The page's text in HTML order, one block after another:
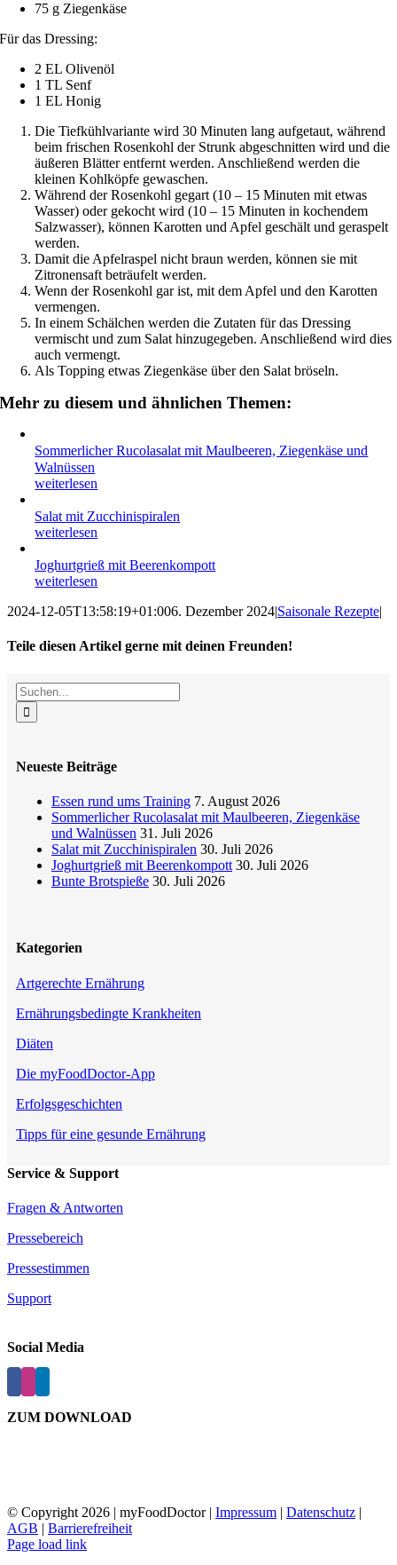
75 g Ziegenkäse
Für das Dressing:
2 EL Olivenöl
1 TL Senf
1 EL Honig
Die Tiefkühlvariante wird 30 Minuten lang aufgetaut, während
beim frischen Rosenkohl der Strunk abgeschnitten wird und die
äußeren Blätter entfernt werden. Anschließend werden die
kleinen Kohlköpfe gewaschen.
Während der Rosenkohl gegart (10 – 15 Minuten mit etwas
Wasser) oder gekocht wird (10 – 15 Minuten in kochendem
Salzwasser), können Karotten und Apfel geschält und geraspelt
werden.
Damit die Apfelraspel nicht braun werden, können sie mit
Zitronensaft beträufelt werden.
Wenn der Rosenkohl gar ist, mit dem Apfel und den Karotten
vermengen.
In einem Schälchen werden die Zutaten für das Dressing
vermischt und zum Salat hinzugegeben. Anschließend wird dies
auch vermengt.
Als Topping etwas Ziegenkäse über den Salat bröseln.
Mehr zu diesem und ähnlichen Themen:
Sommerlicher Rucolasalat mit Maulbeeren, Ziegenkäse und
Walnüssen
weiterlesen
Salat mit Zucchinispiralen
weiterlesen
Joghurtgrieß mit Beerenkompott
weiterlesen
2024-12-05T13:58:19+01:006. Dezember 2024|Saisonale Rezepte|
Teile diesen Artikel gerne mit deinen Freunden!
Facebook
XReddit
LinkedIn
WhatsApp
Tumblr
Pinterest
Vk
E-
Mail
Suche
nach:
Neueste Beiträge
Essen rund ums Training 7. August 2026
Sommerlicher Rucolasalat mit Maulbeeren, Ziegenkäse
und Walnüssen 31. Juli 2026
Salat mit Zucchinispiralen 30. Juli 2026
Joghurtgrieß mit Beerenkompott 30. Juli 2026
Bunte Brotspieße 30. Juli 2026
Kategorien
Artgerechte Ernährung
Ernährungsbedingte Krankheiten
Diäten
Die myFoodDoctor-App
Erfolgsgeschichten
Tipps für eine gesunde Ernährung
Service & Support
Fragen & Antworten
Pressebereich
Pressestimmen
Support
Social Media
ZUM DOWNLOAD
© Copyright 2026 | myFoodDoctor | Impressum | Datenschutz |
AGB | Barrierefreiheit
E-
Facebook
Instagram
LinkedIn
Page load link